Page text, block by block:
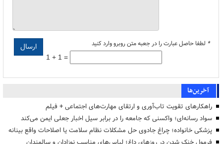
* لطفا حاصل عبارت را در جعبه متن روبرو وارد کنید
1 + 1 =
آخرین‌ها
راهکارهای تقویت تاب‌آوری و ارتقای مهارت‌های اجتماعی + فیلم
سواد رسانه‌ای؛ واکسنی که جامعه را در برابر سیل اخبار جعلی ایمن می‌کند
پزشکی خانواده؛ چراغ جادوی حل مشکلات نظام سلامت یا اصلاحات واقع بینانه